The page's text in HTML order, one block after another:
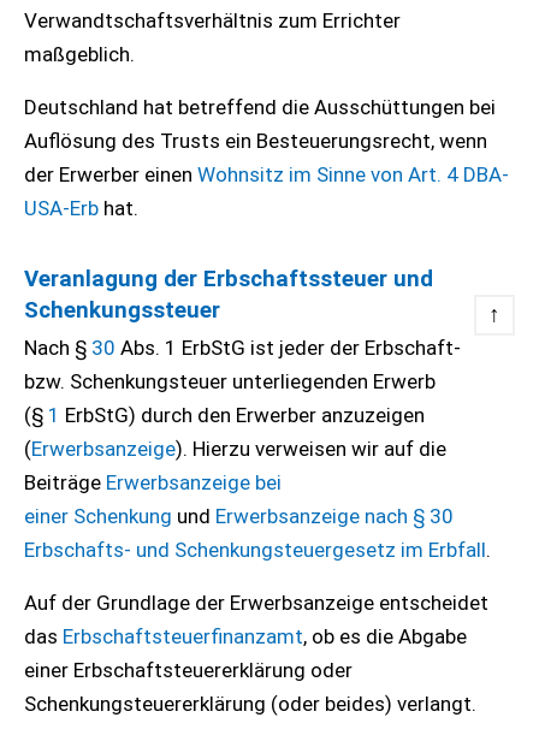
Verwandtschaftsverhältnis zum Errichter
maßgeblich.
Deutschland hat betreffend die Ausschüttungen bei
Auflösung des Trusts ein Besteuerungsrecht, wenn
der Erwerber einen Wohnsitz im Sinne von Art. 4 DBA-
USA-Erb hat.
Veranlagung der Erbschaftssteuer und
Schenkungssteuer
↑
Nach § 30 Abs. 1 ErbStG ist jeder der Erbschaft-
bzw. Schenkungsteuer unterliegenden Erwerb
(§ 1 ErbStG) durch den Erwerber anzuzeigen
(Erwerbsanzeige). Hierzu verweisen wir auf die
Beiträge Erwerbsanzeige bei
einer Schenkung und Erwerbsanzeige nach § 30
Erbschafts- und Schenkungsteuergesetz im Erbfall.
Auf der Grundlage der Erwerbsanzeige entscheidet
das Erbschaftsteuerfinanzamt, ob es die Abgabe
einer Erbschaftsteuererklärung oder
Schenkungsteuererklärung (oder beides) verlangt.